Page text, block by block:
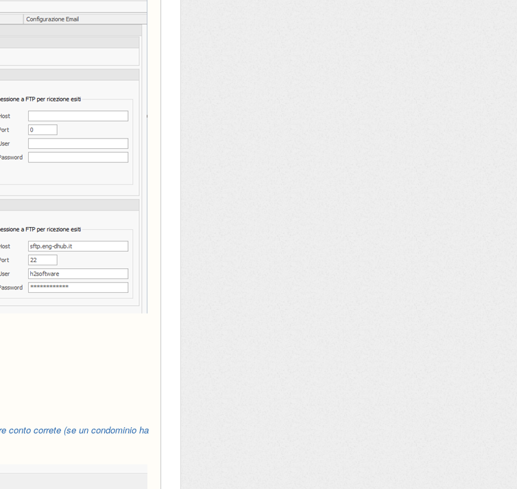
conto correte (se un condominio ha